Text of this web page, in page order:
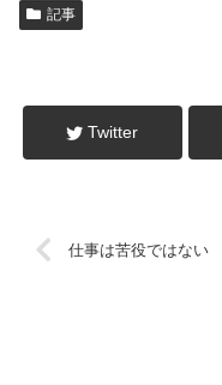
記事
Twitter
仕事は苦役ではない